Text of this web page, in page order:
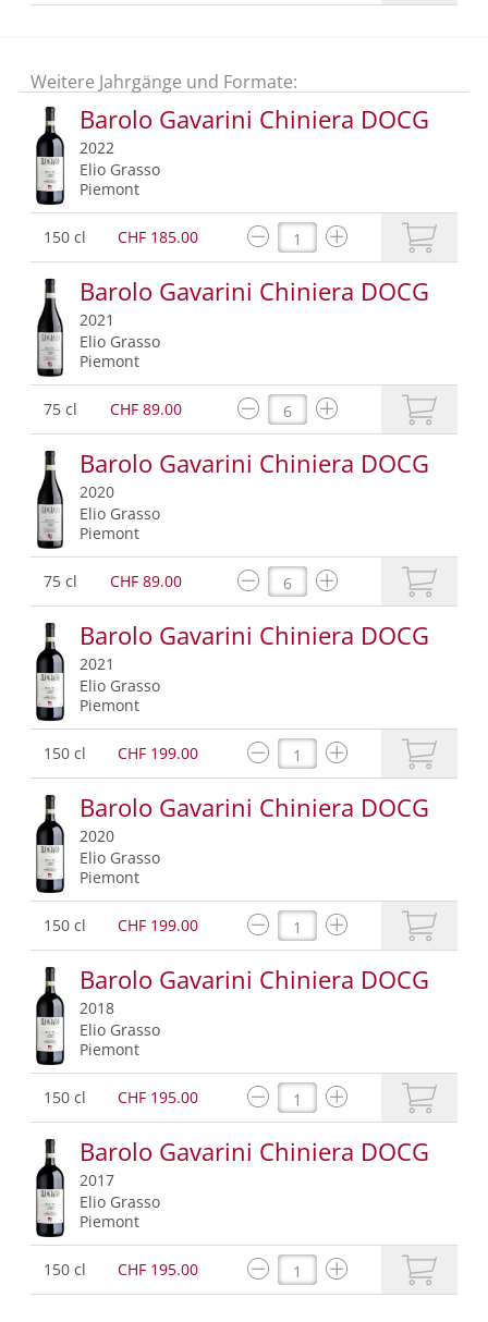
Weitere Jahrgänge und Formate:
Barolo Gavarini Chiniera DOCG
2022
Elio Grasso
Piemont
150 cl CHF 185.00
Barolo Gavarini Chiniera DOCG
2021
Elio Grasso
Piemont
75 cl CHF 89.00
Barolo Gavarini Chiniera DOCG
2020
Elio Grasso
Piemont
75 cl CHF 89.00
Barolo Gavarini Chiniera DOCG
2021
Elio Grasso
Piemont
150 cl CHF 199.00
Barolo Gavarini Chiniera DOCG
2020
Elio Grasso
Piemont
150 cl CHF 199.00
Barolo Gavarini Chiniera DOCG
2018
Elio Grasso
Piemont
150 cl CHF 195.00
Barolo Gavarini Chiniera DOCG
2017
Elio Grasso
Piemont
150 cl CHF 195.00